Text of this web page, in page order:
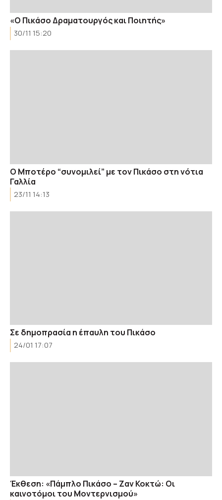
«Ο Πικάσο Δραματουργός και Ποιητής»
30/11 15:20
Ο Μποτέρο “συνομιλεί” με τον Πικάσο στη νότια
Γαλλία
23/11 14:13
Σε δημοπρασία η έπαυλη του Πικάσο
24/01 17:07
Έκθεση: «Πάμπλο Πικάσο – Ζαν Κοκτώ: Οι
καινοτόμοι του Μοντερνισμού»